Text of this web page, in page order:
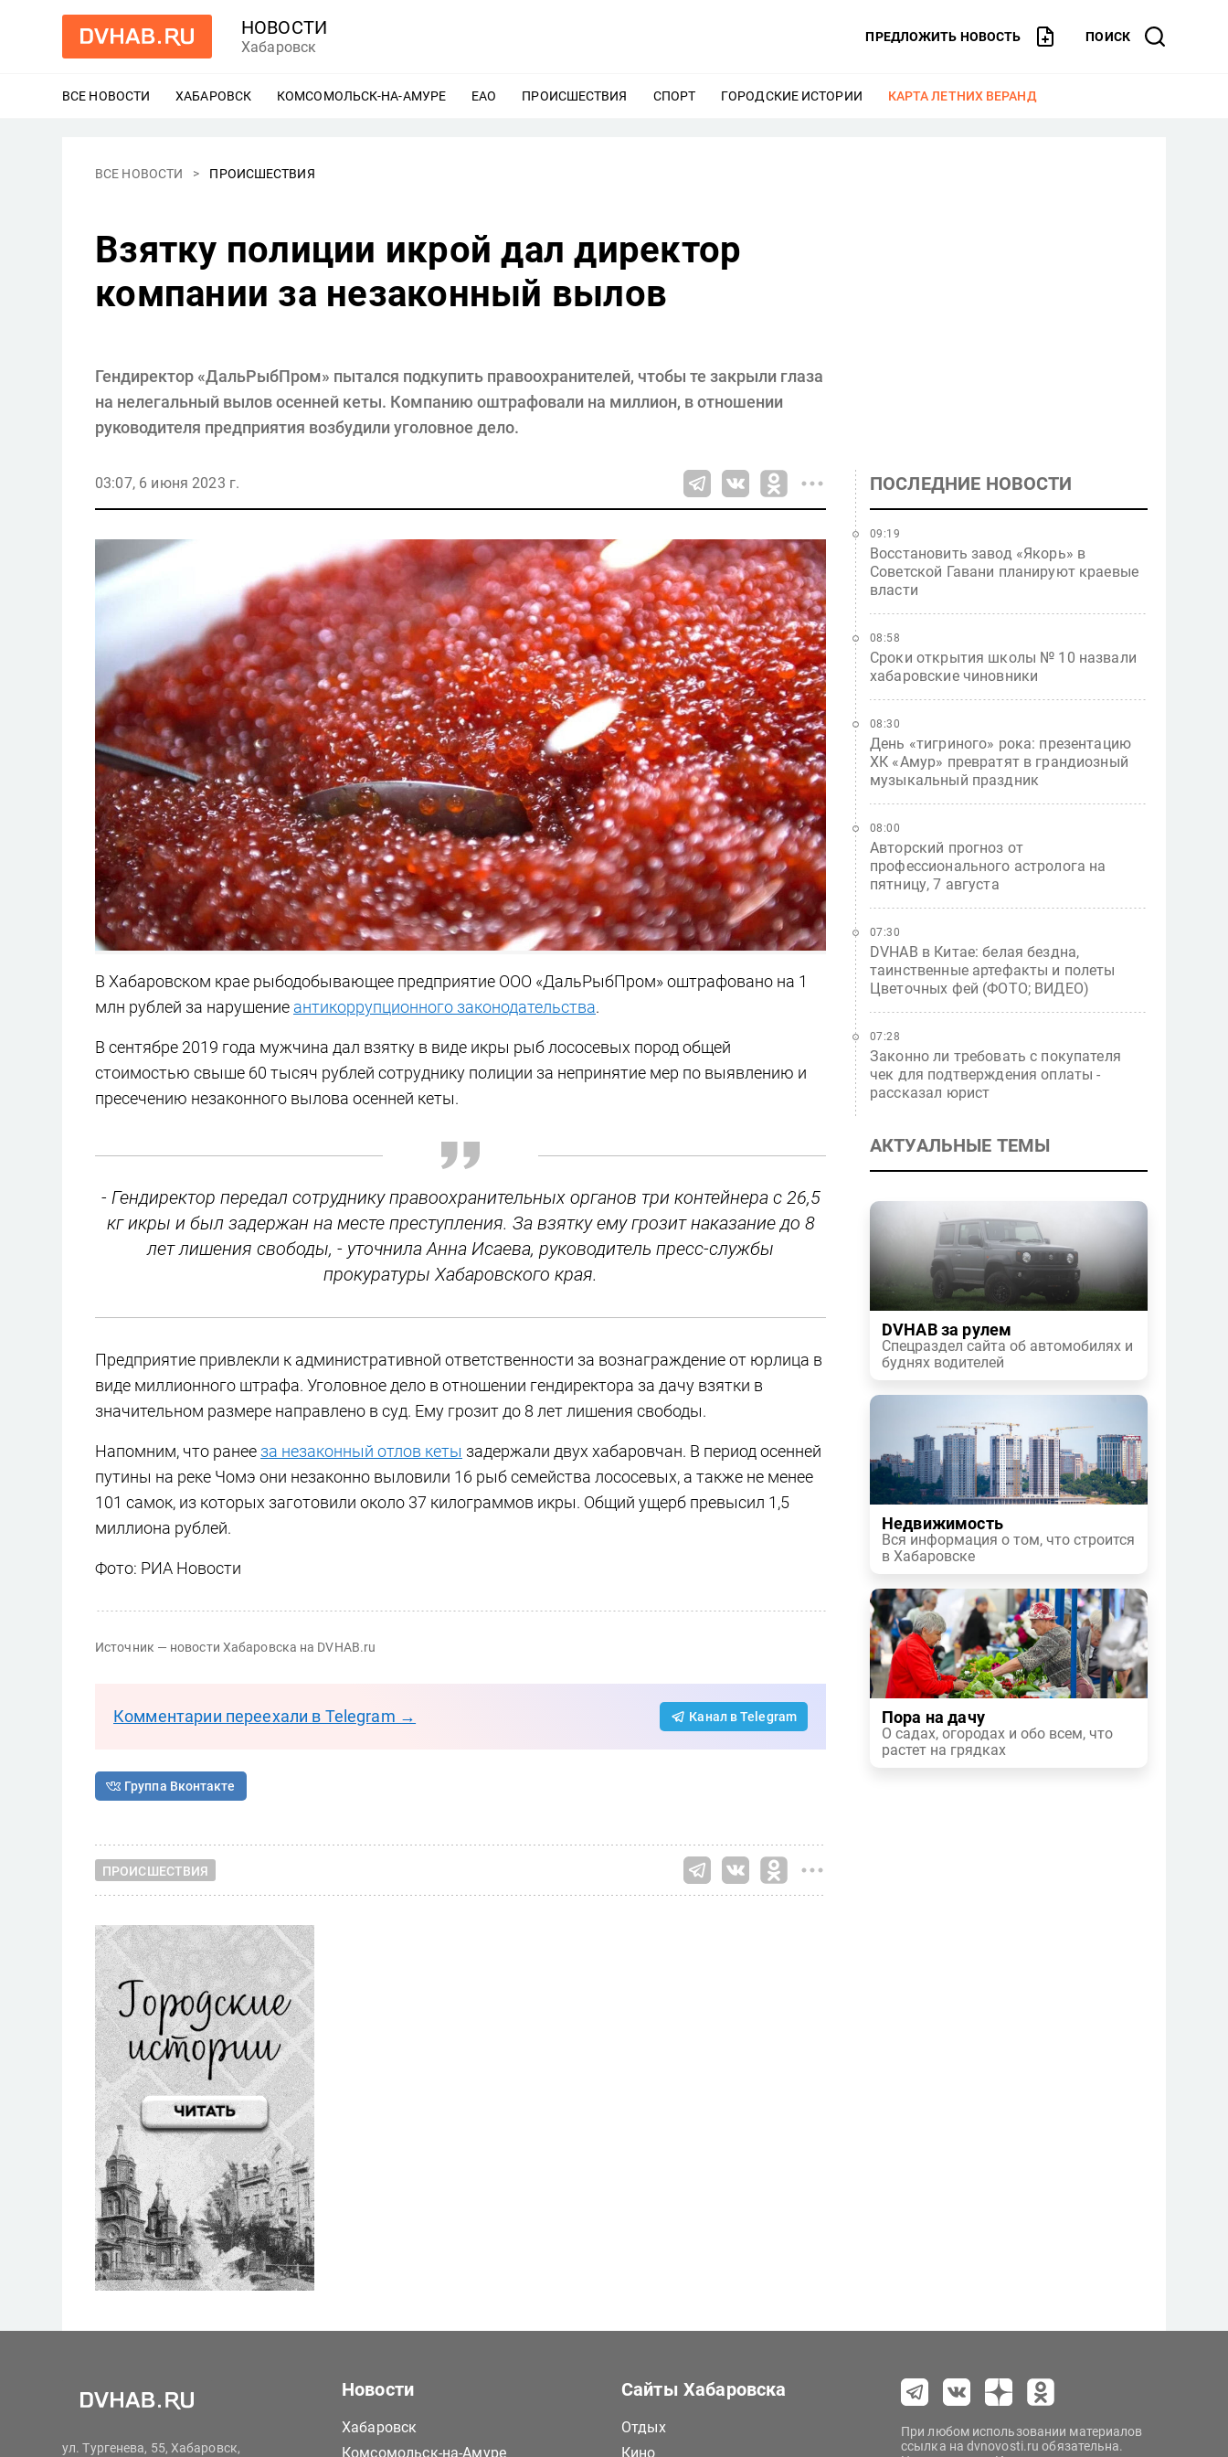
НОВОСТИ
Хабаровск
ПРЕДЛОЖИТЬ НОВОСТЬ ПОИСК
ВСЕ НОВОСТИ ХАБАРОВСК ЕЩЕ
КОМСОМОЛЬСК-НА-АМУРЕ ЕЩЕ
ЕАО ЕЩЕ
ПРОИСШЕСТВИЯ ЕЩЕ
СПОРТ ЕЩЕ
ГОРОДСКИЕ ИСТОРИИ ЕЩЕ
КАРТА ЛЕТНИХ ВЕРАНД
ВСЕ НОВОСТИ ПРОИСШЕСТВИЯ
Взятку полиции икрой дал директор
компании за незаконный вылов
Гендиректор «ДальРыбПром» пытался подкупить правоохранителей, чтобы те закрыли глаза
на нелегальный вылов осенней кеты. Компанию оштрафовали на миллион, в отношении
руководителя предприятия возбудили уголовное дело.
03:07, 6 июня 2023 г.
В Хабаровском крае рыбодобывающее предприятие ООО «ДальРыбПром» оштрафовано на 1
млн рублей за нарушение антикоррупционного законодательства.
В сентябре 2019 года мужчина дал взятку в виде икры рыб лососевых пород общей
стоимостью свыше 60 тысяч рублей сотруднику полиции за непринятие мер по выявлению и
пресечению незаконного вылова осенней кеты.
- Гендиректор передал сотруднику правоохранительных органов три контейнера с 26,5
кг икры и был задержан на месте преступления. За взятку ему грозит наказание до 8
лет лишения свободы, - уточнила Анна Исаева, руководитель пресс-службы
прокуратуры Хабаровского края.
Предприятие привлекли к административной ответственности за вознаграждение от юрлица в
виде миллионного штрафа. Уголовное дело в отношении гендиректора за дачу взятки в
значительном размере направлено в суд. Ему грозит до 8 лет лишения свободы.
Напомним, что ранее за незаконный отлов кеты задержали двух хабаровчан. В период осенней
путины на реке Чомэ они незаконно выловили 16 рыб семейства лососевых, а также не менее
101 самок, из которых заготовили около 37 килограммов икры. Общий ущерб превысил 1,5
миллиона рублей.
Фото: РИА Новости
Источник — новости Хабаровска на DVHAB.ru
Комментарии переехали в Telegram → Канал в Telegram
Группа Вконтакте
ПРОИСШЕСТВИЯ
ПОСЛЕДНИЕ НОВОСТИ
Восстановить завод «Якорь» в
Советской Гавани планируют краевые
власти
09:19
Сроки открытия школы № 10 назвали
хабаровские чиновники
08:58
День «тигриного» рока: презентацию
ХК «Амур» превратят в грандиозный
музыкальный праздник
08:30
Авторский прогноз от
профессионального астролога на
пятницу, 7 августа
08:00
DVHAB в Китае: белая бездна,
таинственные артефакты и полеты
Цветочных фей (ФОТО; ВИДЕО)
07:30
Законно ли требовать с покупателя
чек для подтверждения оплаты -
рассказал юрист
07:28
АКТУАЛЬНЫЕ ТЕМЫ
DVHAB за рулем
Спецраздел сайта об автомобилях и
буднях водителей
Недвижимость
Вся информация о том, что строится
в Хабаровске
Пора на дачу
О садах, огородах и обо всем, что
растет на грядках
ул. Тургенева, 55, Хабаровск,
Новости
Хабаровск
Комсомольск-на-Амуре
Сайты Хабаровска
Отдых
Кино
При любом использовании материалов
ссылка на dvnovosti.ru обязательна.